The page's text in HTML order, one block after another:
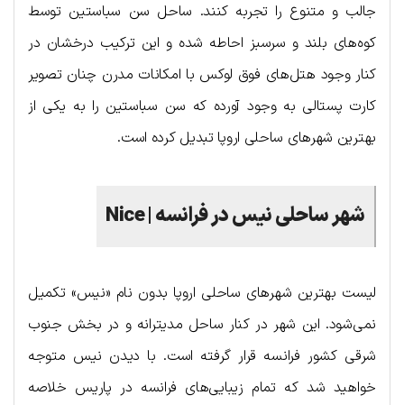
جالب و متنوع را تجربه کنند. ساحل سن سباستین توسط
کوه‌های بلند و سرسبز احاطه شده و این ترکیب درخشان در
کنار وجود هتل‌های فوق لوکس با امکانات مدرن چنان تصویر
کارت پستالی به وجود آورده که سن سباستین را به یکی از
بهترین شهرهای ساحلی اروپا تبدیل کرده است.
شهر ساحلی نیس در فرانسه | Nice
لیست بهترین شهرهای ساحلی اروپا بدون نام «نیس» تکمیل
نمی‌شود. این شهر در کنار ساحل مدیترانه و در بخش جنوب
شرقی کشور فرانسه قرار گرفته است. با دیدن نیس متوجه
خواهید شد که تمام زیبایی‌های فرانسه در پاریس خلاصه